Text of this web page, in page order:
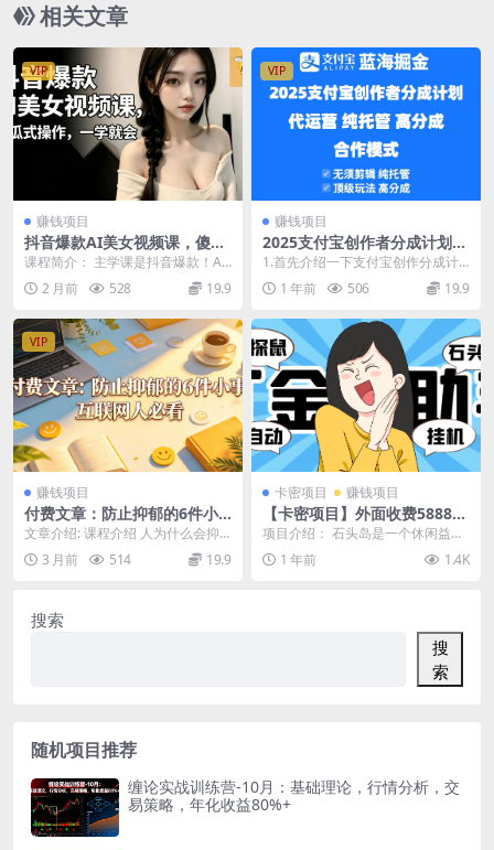
相关文章
VIP
赚钱项目
抖音爆款AI美女视频课，傻瓜
式操作，一学就会，1个小就
能上手
课程简介： 主学课是抖音爆款！AI
美女视频课，跟着教程基本1个小就
能上手。整体学...
2 月前 528 19.9
VIP
赚钱项目
2025支付宝创作者分成计划代
运营，纯托管，高分成，合作
模式
1.首先介绍一下支付宝创作分成计
划这个项目：支付宝创作者分成计
划已经出来一年了 ...
1 年前 506 19.9
VIP
赚钱项目
付费文章：防止抑郁的6件小
事，互联网人必看！
文章介绍: 课程介绍 人为什么会抑
郁?除了“遗传基因”和“神经递质失
衡”这两种病...
3 月前 514 19.9
卡密项目 赚钱项目
【卡密项目】外面收费5888的
巅峰（石头岛+探探鼠）全自
张京东卡【打金助手+使用教
项目介绍： 石头岛是一个休闲益智
的试玩游戏平台，可以使用本挂机
软件自动竞猜，竞猜...
1 年前 1.4K
搜索
搜
索
随机项目推荐
缠论实战训练营-10月：基础理论，行情分析，交
易策略，年化收益80%+